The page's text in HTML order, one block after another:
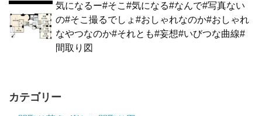
気になるー#そこ#気になる#なんで#写真ない
の#そこ撮るでしょ#おしゃれなのか#おしゃれ
なやつなのか#それとも#妄想#いびつな曲線#
間取り図
カテゴリー